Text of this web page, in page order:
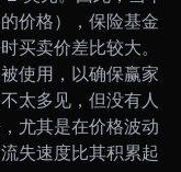
价格），保险基金
买卖价差比较大。
使用，以确保赢家
太多见，但没有人
尤其是在价格波动
失速度比其积累起